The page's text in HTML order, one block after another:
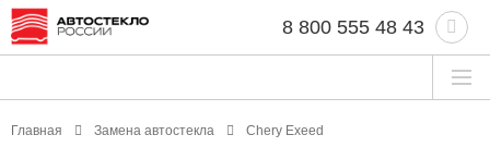
8 800 555 48 43
Главная Замена автостекла Chery Exeed